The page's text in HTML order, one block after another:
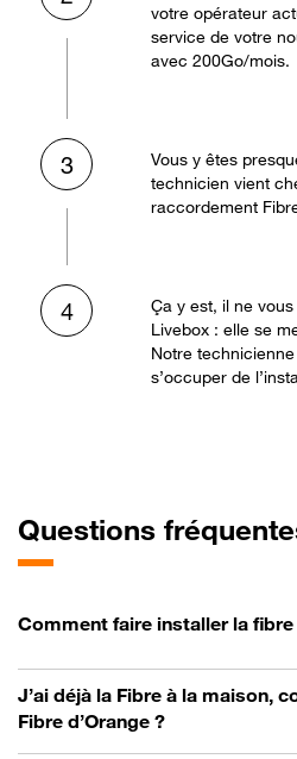
votre opérateur
service de votre
avec 200Go/mois.
3
Vous y êtes
technicien vient
raccordement
4
Ça y est, il ne
Livebox : elle se
Notre
s’occuper de
Questions
Comment faire installer la fibre
J’ai déjà la Fibre à la maison,
Fibre d’Orange ?